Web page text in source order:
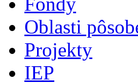
Oblasti
Projekty
IEP